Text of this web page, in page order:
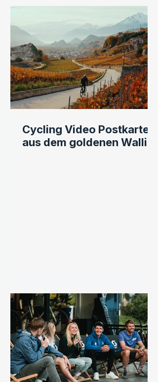
Cycling Video Postkarten
aus dem goldenen Wallis